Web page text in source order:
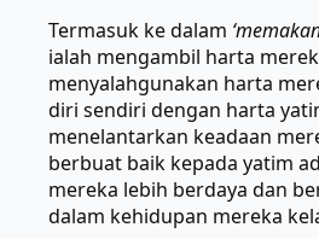
Termasuk ke dalam
ialah mengambil harta
menyalahgunakan harta
diri sendiri dengan harta
menelantarkan keadaan
berbuat baik kepada yatim
mereka lebih berdaya dan
dalam kehidupan mereka